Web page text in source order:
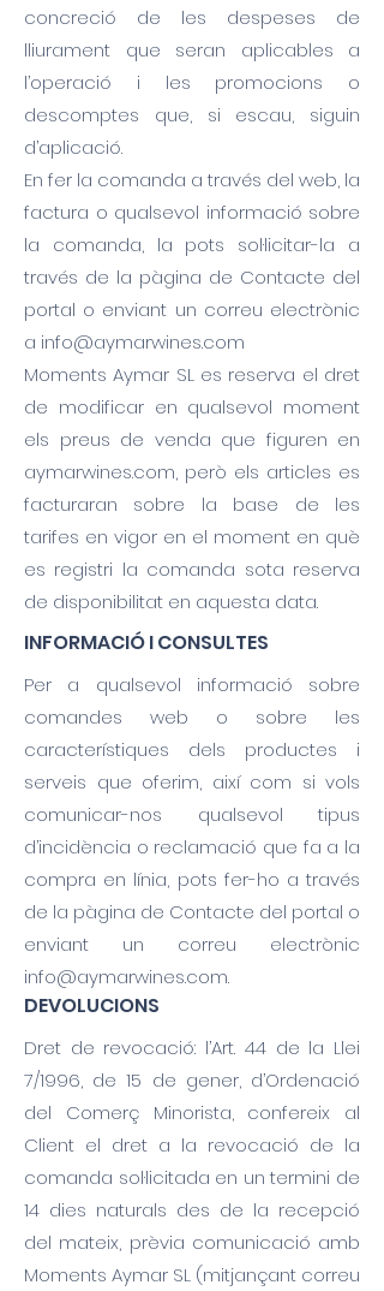
concreció de les despeses de
lliurament que seran aplicables a
l’operació i les promocions o
descomptes que, si escau, siguin
d’aplicació.
En fer la comanda a través del web, la
factura o qualsevol informació sobre
la comanda, la pots sol·licitar-la a
través de la pàgina de Contacte del
portal o enviant un correu electrònic
a info@aymarwines.com
Moments Aymar SL es reserva el dret
de modificar en qualsevol moment
els preus de venda que figuren en
aymarwines.com, però els articles es
facturaran sobre la base de les
tarifes en vigor en el moment en què
es registri la comanda sota reserva
de disponibilitat en aquesta data.
INFORMACIÓ I CONSULTES
Per a qualsevol informació sobre
comandes web o sobre les
característiques dels productes i
serveis que oferim, així com si vols
comunicar-nos qualsevol tipus
d’incidència o reclamació que fa a la
compra en línia, pots fer-ho a través
de la pàgina de Contacte del portal o
enviant un correu electrònic
info@aymarwines.com.
DEVOLUCIONS
Dret de revocació: l’Art. 44 de la Llei
7/1996, de 15 de gener, d’Ordenació
del Comerç Minorista, confereix al
Client el dret a la revocació de la
comanda sol·licitada en un termini de
14 dies naturals des de la recepció
del mateix, prèvia comunicació amb
Moments Aymar SL (mitjançant correu